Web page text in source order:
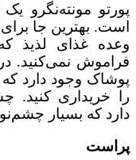
پورتو مونته‌نگرو
است. بهترین جا
وعده غذای لذیذ
فراموش نمی‌کنید.
پوشاک وجود دارد که
را خریداری کنید.
دارد که بسیار
پراست